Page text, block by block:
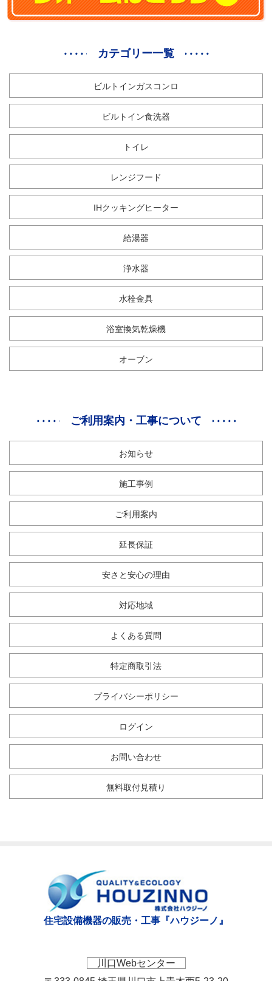
カテゴリー一覧
ビルトインガスコンロ
ビルトイン食洗器
トイレ
レンジフード
IHクッキングヒーター
給湯器
浄水器
水栓金具
浴室換気乾燥機
オーブン
ご利用案内・工事について
お知らせ
施工事例
ご利用案内
延長保証
安さと安心の理由
対応地域
よくある質問
特定商取引法
プライバシーポリシー
ログイン
お問い合わせ
無料取付見積り
住宅設備機器の販売・工事『ハウジーノ』
川口Webセンター